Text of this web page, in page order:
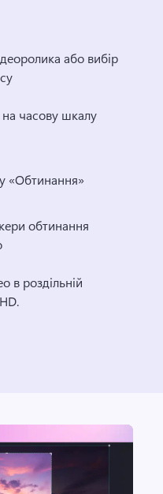
або вибір
на часову шкалу
«Обтинання»
обтинання
в роздільній